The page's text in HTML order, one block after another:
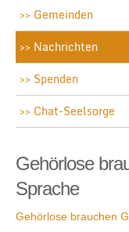
Gemeinden
Nachrichten
Spenden
Chat-Seelsorge
Gehörlose
Sprache
Gehörlose brauchen